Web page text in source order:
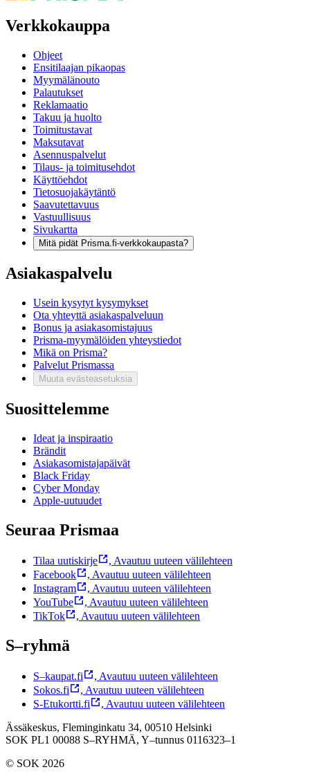
Verkkokauppa
Ohjeet
Ensitilaajan pikaopas
Myymälänouto
Palautukset
Reklamaatio
Takuu ja huolto
Toimitustavat
Maksutavat
Asennuspalvelut
Tilaus- ja toimitusehdot
Käyttöehdot
Tietosuojakäytäntö
Saavutettavuus
Vastuullisuus
Sivukartta
Mitä pidät Prisma.fi-verkkokaupasta?
Asiakaspalvelu
Usein kysytyt kysymykset
Ota yhteyttä asiakaspalveluun
Bonus ja asiakasomistajuus
Prisma-myymälöiden yhteystiedot
Mikä on Prisma?
Palvelut Prismassa
Muuta evästeasetuksia
Suosittelemme
Ideat ja inspiraatio
Brändit
Asiakasomistajapäivät
Black Friday
Cyber Monday
Apple-uutuudet
Seuraa Prismaa
Tilaa uutiskirje , Avautuu uuteen välilehteen
Facebook
, Avautuu uuteen välilehteen
Instagram
, Avautuu uuteen välilehteen
YouTube
, Avautuu uuteen välilehteen
TikTok
, Avautuu uuteen välilehteen
S–ryhmä
S–kaupat.fi , Avautuu uuteen välilehteen
Sokos.fi
, Avautuu uuteen välilehteen
S-Etukortti.fi
, Avautuu uuteen välilehteen
Ässäkeskus, Fleminginkatu 34, 00510 Helsinki
SOK PL1 00088 S–RYHMÄ, Y–tunnus 0116323–1
© SOK 2026